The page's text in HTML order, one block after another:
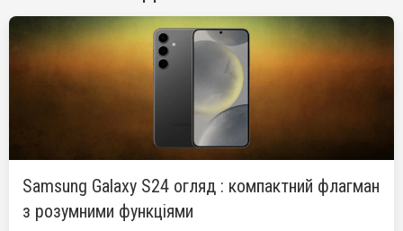
Samsung Galaxy S24 огляд : компактний флагман
з розумними функціями